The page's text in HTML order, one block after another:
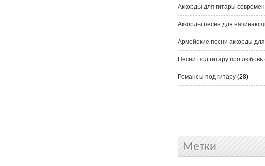
Аккорды для гитары
Аккорды песен для
Армейские песни аккорды
Песни под гитару про любовь
Романсы под гитару (28)
Метки